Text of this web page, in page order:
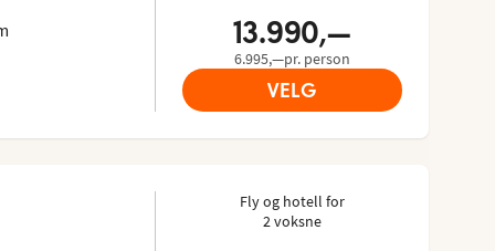
13.990,—
6.995,—pr. person
VELG
Fly og hotell for
2 voksne